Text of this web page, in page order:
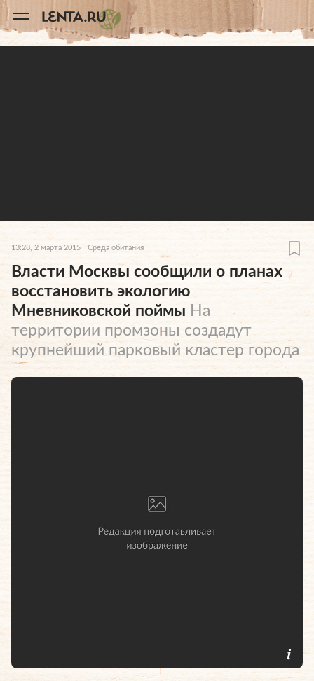
A
11
13:28, 2 марта 2015 Среда обитания
Власти Москвы сообщили о планах
восстановить экологию
Мневниковской поймы На
территории промзоны создадут
крупнейший парковый кластер города